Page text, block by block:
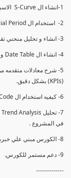
1-انشاء ال S-Curve الاسبوعي و التراكمي للBaseline داخل ال Power BI.
2- استخدام ال Financial Period في عمل التحديثات و حفظها.
3- انشاء و تحليل منحني تقدم المشروع EV% الاسبوعي و التراكمي.
4- انشاء ال Date Table و شرح كيفيه ربط الPV% مع ال EV% .
(KPIs) بشكل دقيق.
6- كيفيه استخدام ال Activity Code لعرض تقدم المشروع بأكثر من طريقه .
في المشروع .
8- الكورس مبني علي خبره عمليه .
9- دعم مستمر للكورس.
--------------